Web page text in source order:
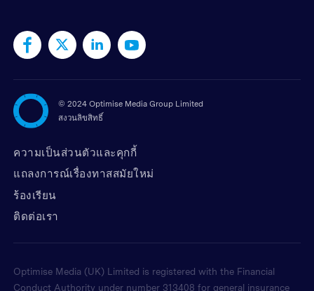
© 2024 Optimise Media Group Limited
สงวนลิขสิทธิ์
ความเป็นส่วนตัวและคุกกี้
แถลงการณ์เรื่องทาสสมัยใหม่
ร้องเรียน
ติดต่อเรา
Optimise Media (UK) Limited is registered with the Financial
Conduct Authority under number 313408 for general insurance